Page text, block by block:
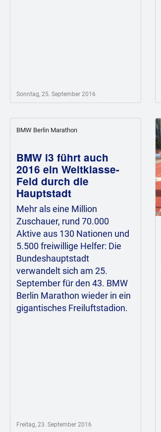
Sonntag, 25. September 2016
BMW Berlin Marathon
BMW i3 führt auch
2016 ein Weltklasse-
Feld durch die
Hauptstadt
Mehr als eine Million
Zuschauer, rund 70.000
Aktive aus 130 Nationen und
5.500 freiwillige Helfer: Die
Bundeshauptstadt
verwandelt sich am 25.
September für den 43. BMW
Berlin Marathon wieder in ein
gigantisches Freiluftstadion.
Freitag, 23. September 2016